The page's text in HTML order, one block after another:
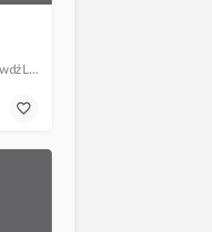
Rumpix Gryfino to miejsce, gdzie styl spotyka jakość. Sprawdź Lumpeks Rumpix i zaskocz wszystkich!